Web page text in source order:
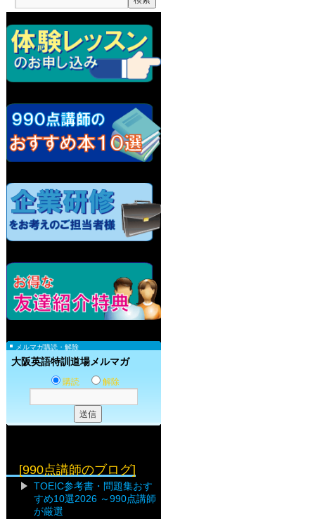
メルマガ購読・解除
大阪英語特訓道場メルマガ
購読 解除
[990点講師のブログ]
TOEIC参考書・問題集おす
すめ10選2026 ～990点講師
が厳選